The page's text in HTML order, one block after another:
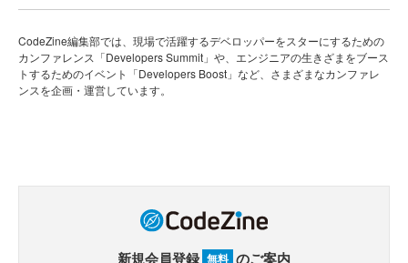
CodeZine編集部では、現場で活躍するデベロッパーをスターにするための
カンファレンス「Developers Summit」や、エンジニアの生きざまをブース
トするためのイベント「Developers Boost」など、さまざまなカンファレ
ンスを企画・運営しています。